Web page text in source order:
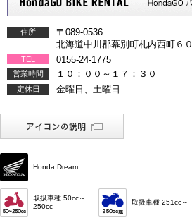
住所
〒089-0536
北海道中川郡幕別町札内西町６０
TEL 0155-24-1775
営業時間 １０：００～１７：３０
定休日 金曜日、土曜日
Honda Dream
取扱車種 50cc～
250cc
取扱車種 251cc～